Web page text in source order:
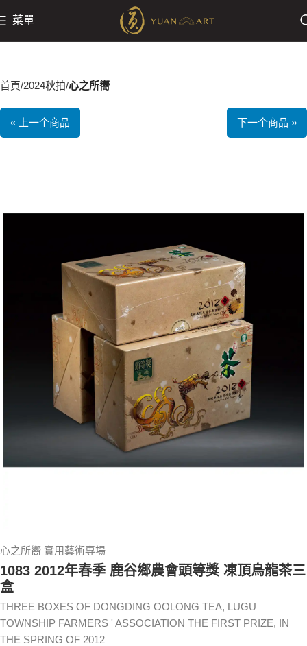
菜單
首頁 2024秋拍 心之所嚮
« 上一个商品 下一个商品 »
心之所嚮 實用藝術專場
1083 2012年春季 鹿谷鄉農會頭等獎 凍頂烏龍茶三
盒
THREE BOXES OF DONGDING OOLONG TEA, LUGU
TOWNSHIP FARMERS ' ASSOCIATION THE FIRST PRIZE, IN
THE SPRING OF 2012